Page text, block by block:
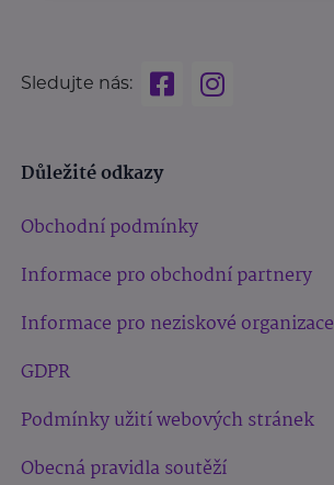
Sledujte nás:
Důležité odkazy
Obchodní podmínky
Informace pro obchodní partnery
Informace pro neziskové organizace
GDPR
Podmínky užití webových stránek
Obecná pravidla soutěží